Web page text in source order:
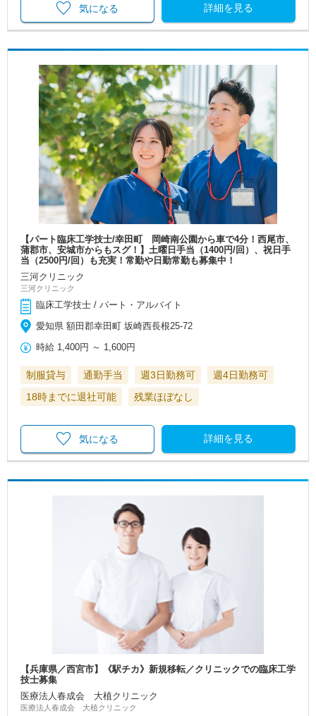
詳細を見る
気になる
【パート臨床工学技士/幸田町 岡崎南公園から車で4分！西尾市、
蒲郡市、安城市からもスグ！】土曜日手当（1400円/回）、祝日手
当（2500円/回）も充実！常勤や日勤常勤も募集中！
三河クリニック
三河クリニック
臨床工学技士 / パート・アルバイト
愛知県 額田郡幸田町 坂崎西長根25-72
時給 1,400円 ～ 1,600円
制服貸与 通勤手当 週3日勤務可
週4日勤務可
18時までに退社可能
残業ほぼなし
詳細を見る
気になる
【兵庫県／西宮市】《駅チカ》新規移転／クリニックでの臨床工学
技士募集
医療法人春成会 大植クリニック
医療法人春成会 大植クリニック